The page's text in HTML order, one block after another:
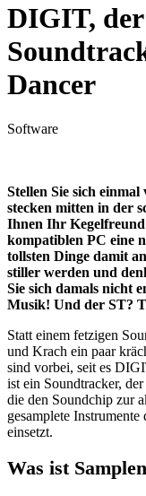
DIGIT,
Dancer
Software
Stellen Sie sich
stecken mitten in der
Ihnen Ihr
kompatiblen PC eine
tollsten Dinge damit
stiller werden und
Sie sich damals nicht
Musik! Und der ST?
Statt einem fetzigen
und Krach ein paar
sind vorbei, seit es
ist ein Soundtracker,
die den Soundchip zur
gesamplete
einsetzt.
Was ist